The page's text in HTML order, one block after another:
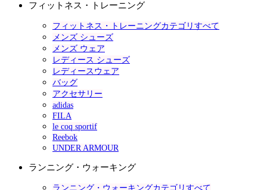
フィットネス・トレーニング
フィットネス・トレーニングカテゴリすべて
メンズ シューズ
メンズ ウェア
レディース シューズ
レディースウェア
バッグ
アクセサリー
adidas
FILA
le coq sportif
Reebok
UNDER ARMOUR
ランニング・ウォーキング
ランニング・ウォーキングカテゴリすべて